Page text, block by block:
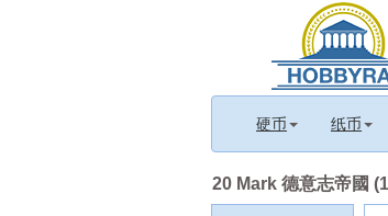
硬币 纸币
20 Mark 德意志帝國